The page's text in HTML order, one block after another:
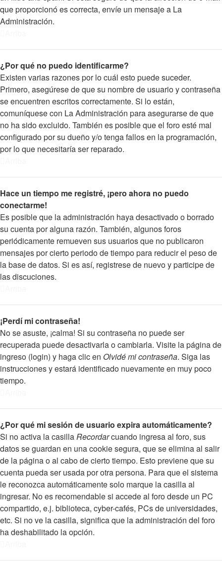
que proporcionó es correcta, envíe un mensaje a La
Administración.
¿Por qué no puedo identificarme?
Existen varias razones por lo cuál esto puede suceder.
Primero, asegúrese de que su nombre de usuario y contraseña
se encuentren escritos correctamente. Si lo están,
comuníquese con La Administración para asegurarse de que
no ha sido excluido. También es posible que el foro esté mal
configurado por su dueño y/o tenga fallos en la programación,
por lo que necesitaría ser reparado.
Hace un tiempo me registré, ¡pero ahora no puedo
conectarme!
Es posible que la administración haya desactivado o borrado
su cuenta por alguna razón. También, algunos foros
periódicamente remueven sus usuarios que no publicaron
mensajes por cierto periodo de tiempo para reducir el peso de
la base de datos. Si es así, registrese de nuevo y participe de
las discuciones.
¡Perdí mi contraseña!
No se asuste, ¡calma! Si su contraseña no puede ser
recuperada puede desactivarla o cambiarla. Visite la página de
ingreso (login) y haga clic en Olvidé mi contraseña. Siga las
instrucciones y estará identificado nuevamente en muy poco
tiempo.
¿Por qué mi sesión de usuario expira automáticamente?
Si no activa la casillaRecordarcuando ingresa al foro, sus
datos se guardan en una cookie segura, que se elimina al salir
de la página o al cabo de cierto tiempo. Esto previene que su
cuenta pueda ser usada por otra persona. Para que el sistema
le reconozca automáticamente solo marque la casilla al
ingresar. No es recomendable si accede al foro desde un PC
compartido, e.j. biblioteca, cyber-cafés, PCs de universidades,
etc. Si no ve la casilla, significa que la administración del foro
ha deshabilitado la opción.